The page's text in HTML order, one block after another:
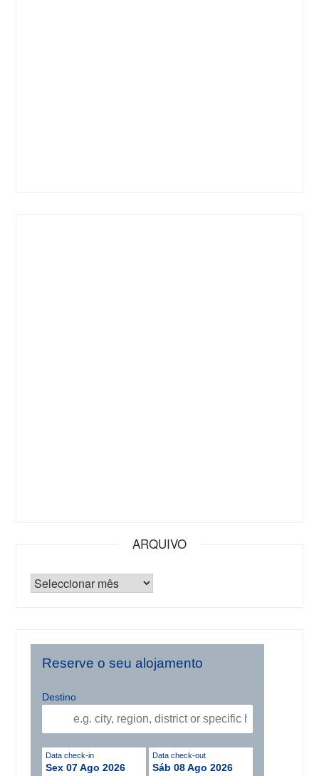
ARQUIVO
Reserve o seu alojamento
Destino
Data check-in
Sex 07 Ago 2026
Data check-out
Sáb 08 Ago 2026